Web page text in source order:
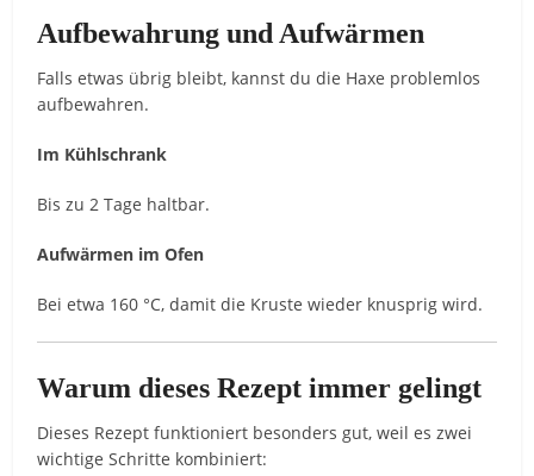
Aufbewahrung und Aufwärmen
Falls etwas übrig bleibt, kannst du die Haxe problemlos
aufbewahren.
Im Kühlschrank
Bis zu 2 Tage haltbar.
Aufwärmen im Ofen
Bei etwa 160 °C, damit die Kruste wieder knusprig wird.
Warum dieses Rezept immer gelingt
Dieses Rezept funktioniert besonders gut, weil es zwei
wichtige Schritte kombiniert: